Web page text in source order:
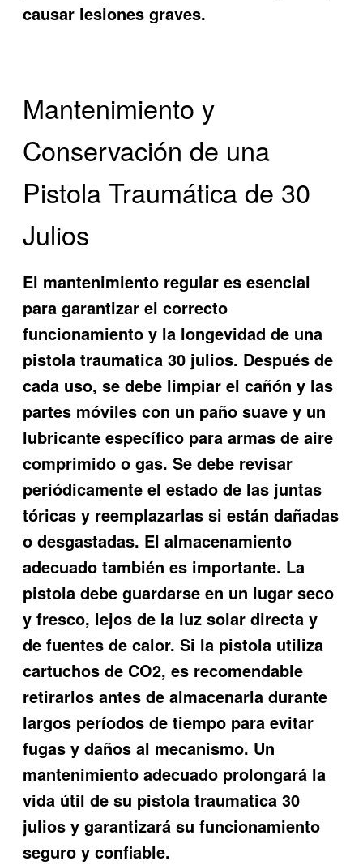
causar lesiones graves.
Mantenimiento y
Conservación de una
Pistola Traumática de 30
Julios
El mantenimiento regular es esencial
para garantizar el correcto
funcionamiento y la longevidad de una
pistola traumatica 30 julios. Después de
cada uso, se debe limpiar el cañón y las
partes móviles con un paño suave y un
lubricante específico para armas de aire
comprimido o gas. Se debe revisar
periódicamente el estado de las juntas
tóricas y reemplazarlas si están dañadas
o desgastadas. El almacenamiento
adecuado también es importante. La
pistola debe guardarse en un lugar seco
y fresco, lejos de la luz solar directa y
de fuentes de calor. Si la pistola utiliza
cartuchos de CO2, es recomendable
retirarlos antes de almacenarla durante
largos períodos de tiempo para evitar
fugas y daños al mecanismo. Un
mantenimiento adecuado prolongará la
vida útil de su pistola traumatica 30
julios y garantizará su funcionamiento
seguro y confiable.